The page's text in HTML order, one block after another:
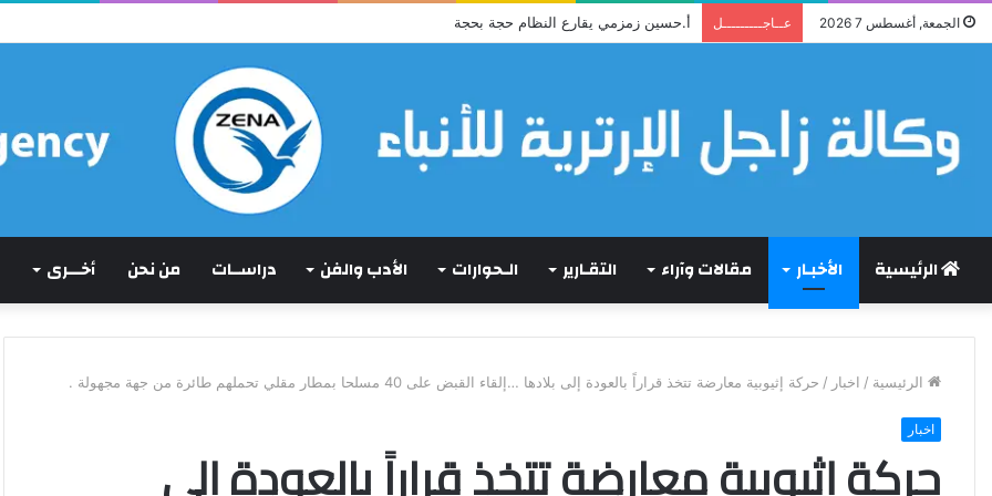
الجمعة, أغسطس 7 2026 عــاجـــــــــل أ.حسين زمزمي يقارع النظام حجة بحجة
الرئيسية الأخبـار مقالات وآراء التقـارير الـحوارات الأدب والفن دراســات من نحن أخـــرى
الرئيسية / اخبار / حركة إثيوبية معارضة تتخذ قراراً بالعودة إلى بلادها …إلقاء القبض على 40 مسلحا بمطار مقلي تحملهم طائرة من جهة مجهولة .
اخبار
حركة إثيوبية معارضة تتخذ قراراً بالعودة إلى